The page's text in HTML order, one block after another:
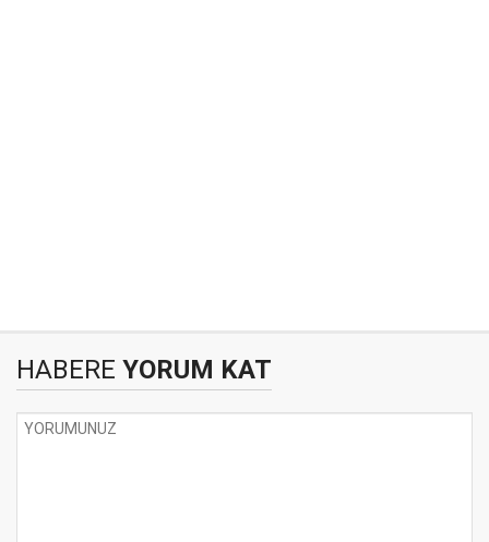
HABERE YORUM KAT